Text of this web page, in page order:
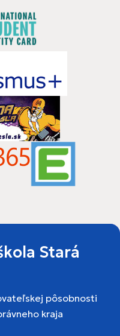
Stará
pôsobnosti
kraja